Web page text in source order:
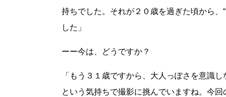
持ちでした。それが２０歳を過ぎた頃から
した」
ーー今は、どうですか？
「もう３１歳ですから、大人っぽさを意識
という気持ちで撮影に挑んでいますね。今